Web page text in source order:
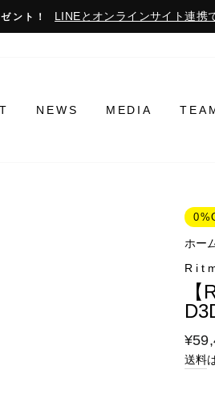
ント！ LINEとオンラインサイト連携
NEWS MEDIA
ホー
通
常
送料